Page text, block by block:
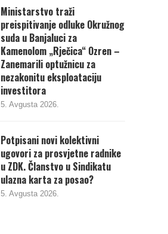
Ministarstvo traži
preispitivanje odluke Okružnog
suda u Banjaluci za
Kamenolom „Rječica“ Ozren –
Zanemarili optužnicu za
nezakonitu eksploataciju
investitora
5. Avgusta 2026.
Potpisani novi kolektivni
ugovori za prosvjetne radnike
u ZDK. Članstvo u Sindikatu
ulazna karta za posao?
5. Avgusta 2026.